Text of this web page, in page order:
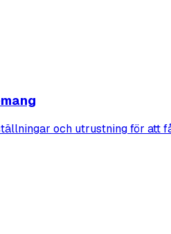
och utrustning för att